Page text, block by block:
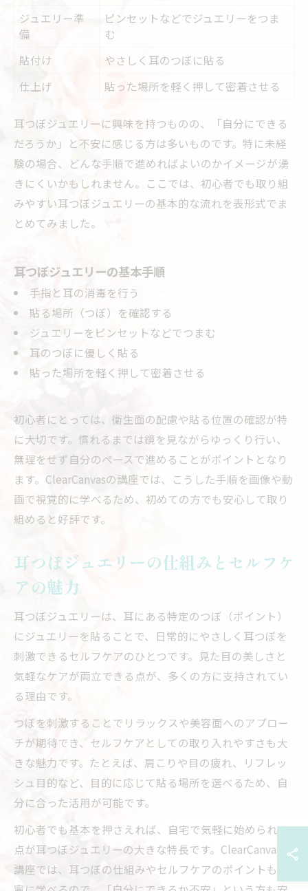
ジュエリー準
備
ピンセットなどでジュエリーをつま
む
貼付け
やさしく耳のつぼに貼る
仕上げ
貼った場所を軽く押して密着させる
耳つぼジュエリーに興味を持つものの、「自分にできる
だろうか」と不安に感じる方は多いものです。特に未経
験の場合、どんな手順で進めればよいのかイメージが湧
きにくいかもしれません。ここでは、初心者でも取り組
みやすい耳つぼジュエリーの基本的な流れを表形式でま
とめてみました。
耳つぼジュエリーの基本手順
手指と耳の消毒を行う
貼る場所（つぼ）を確認する
ジュエリーをピンセットなどでつまむ
耳のつぼに優しく貼る
貼った場所を軽く押して密着させる
初心者にとっては、衛生面の配慮や貼る位置の確認が特
に大切です。慣れるまでは鏡を見ながらゆっくり行い、
無理をせず自分のペースで進めることがポイントとなり
ます。ClearCanvasの講座では、こうした手順を画像や動
画で視覚的に学べるため、初めての方でも安心して取り
組めると好評です。
耳つぼジュエリーの仕組みとセルフケ
アの魅力
耳つぼジュエリーは、耳にある特定のつぼ（ポイント）
にジュエリーを貼ることで、日常的にやさしく耳つぼを
刺激できるセルフケアのひとつです。見た目の美しさと
気軽なケアが両立できる点が、多くの方に支持されてい
る理由です。
つぼを刺激することでリラックスや美容面へのアプロー
チが期待でき、セルフケアとしての取り入れやすさも大
きな魅力です。たとえば、肩こりや目の疲れ、リフレッ
シュ目的など、目的に応じて貼る場所を選べるため、自
分に合った活用が可能です。
初心者でも基本を押さえれば、自宅で気軽に始められる
点が耳つぼジュエリーの大きな特長です。ClearCanvasの
講座では、耳つぼの仕組みやセルフケアのポイントも丁